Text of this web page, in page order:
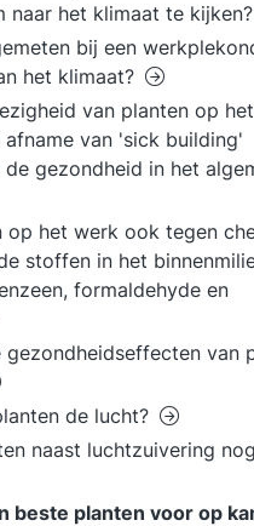
naar het klimaat te kijken?
bij een
het klimaat?
van planten op
van 'sick building'
gezondheid in het
op het werk ook tegen
stoffen in het
formaldehyde en
gezondheidseffecten van
de lucht?
naast luchtzuivering
beste planten voor op